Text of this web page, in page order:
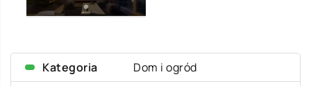
Kategoria
Dom i ogród